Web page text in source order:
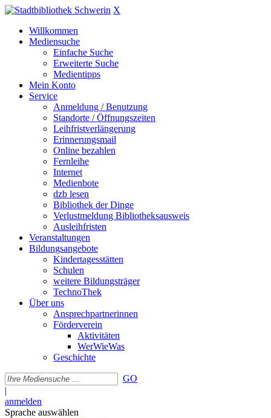
X
Willkommen
Mediensuche
Einfache Suche
Erweiterte Suche
Medientipps
Mein Konto
Service
Anmeldung / Benutzung
Standorte / Öffnungszeiten
Leihfristverlängerung
Erinnerungsmail
Online bezahlen
Fernleihe
Internet
Medienbote
dzb lesen
Bibliothek der Dinge
Verlustmeldung Bibliotheksausweis
Ausleihfristen
Veranstaltungen
Bildungsangebote
Kindertagesstätten
Schulen
weitere Bildungsträger
TechnoThek
Über uns
Ansprechpartnerinnen
Förderverein
Aktivitäten
WerWieWas
Geschichte
GO
|
anmelden
Sprache auswählen